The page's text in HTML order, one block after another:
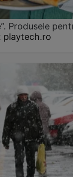
Produsele
playtech.ro